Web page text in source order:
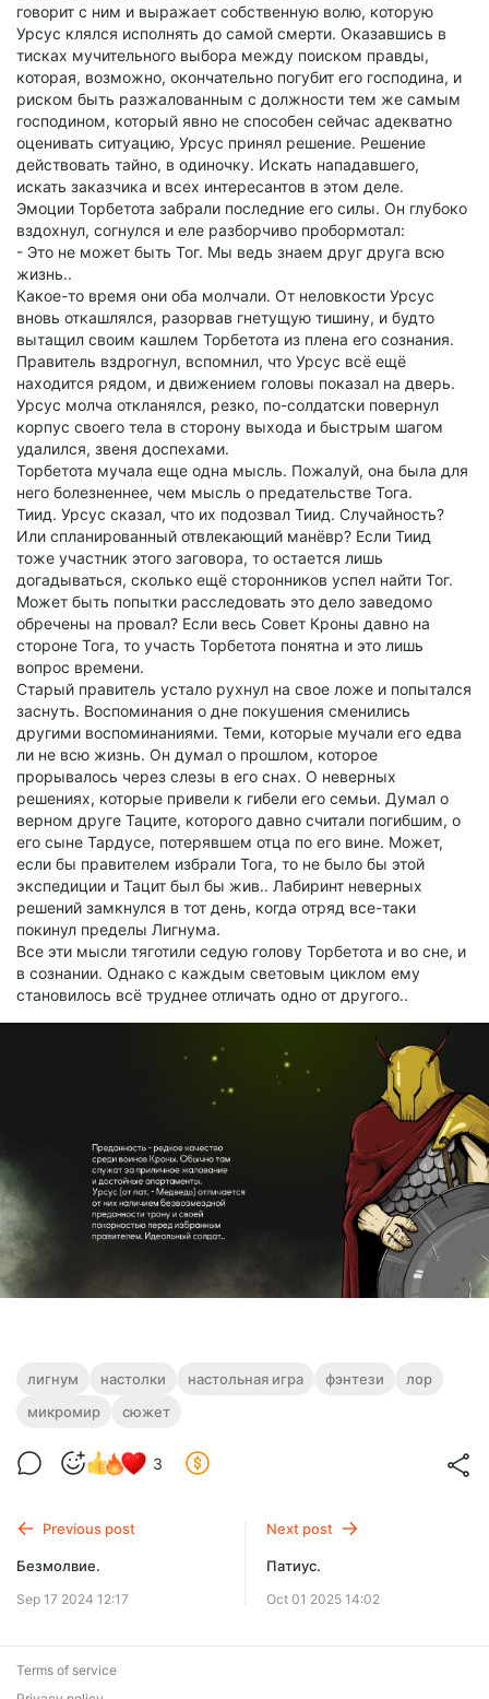
говорит с ним и выражает собственную волю, которую
Урсус клялся исполнять до самой смерти. Оказавшись в
тисках мучительного выбора между поиском правды,
которая, возможно, окончательно погубит его господина, и
риском быть разжалованным с должности тем же самым
господином, который явно не способен сейчас адекватно
оценивать ситуацию, Урсус принял решение. Решение
действовать тайно, в одиночку. Искать нападавшего,
искать заказчика и всех интересантов в этом деле.
Эмоции Торбетота забрали последние его силы. Он глубоко
вздохнул, согнулся и еле разборчиво пробормотал:
- Это не может быть Тог. Мы ведь знаем друг друга всю
жизнь..
Какое-то время они оба молчали. От неловкости Урсус
вновь откашлялся, разорвав гнетущую тишину, и будто
вытащил своим кашлем Торбетота из плена его сознания.
Правитель вздрогнул, вспомнил, что Урсус всё ещё
находится рядом, и движением головы показал на дверь.
Урсус молча откланялся, резко, по-солдатски повернул
корпус своего тела в сторону выхода и быстрым шагом
удалился, звеня доспехами.
Торбетота мучала еще одна мысль. Пожалуй, она была для
него болезненнее, чем мысль о предательстве Тога.
Тиид. Урсус сказал, что их подозвал Тиид. Случайность?
Или спланированный отвлекающий манёвр? Если Тиид
тоже участник этого заговора, то остается лишь
догадываться, сколько ещё сторонников успел найти Тог.
Может быть попытки расследовать это дело заведомо
обречены на провал? Если весь Совет Кроны давно на
стороне Тога, то участь Торбетота понятна и это лишь
вопрос времени.
Старый правитель устало рухнул на свое ложе и попытался
заснуть. Воспоминания о дне покушения сменились
другими воспоминаниями. Теми, которые мучали его едва
ли не всю жизнь. Он думал о прошлом, которое
прорывалось через слезы в его снах. О неверных
решениях, которые привели к гибели его семьи. Думал о
верном друге Таците, которого давно считали погибшим, о
его сыне Тардусе, потерявшем отца по его вине. Может,
если бы правителем избрали Тога, то не было бы этой
экспедиции и Тацит был бы жив.. Лабиринт неверных
решений замкнулся в тот день, когда отряд все-таки
покинул пределы Лигнума.
Все эти мысли тяготили седую голову Торбетота и во сне, и
в сознании. Однако с каждым световым циклом ему
становилось всё труднее отличать одно от другого..
лигнум настолки настольная игра фэнтези
лор
микромир
сюжет
3
Previous post
Безмолвие.
Sep 17 2024 12:17
Next post
Патиус.
Oct 01 2025 14:02
Terms of service